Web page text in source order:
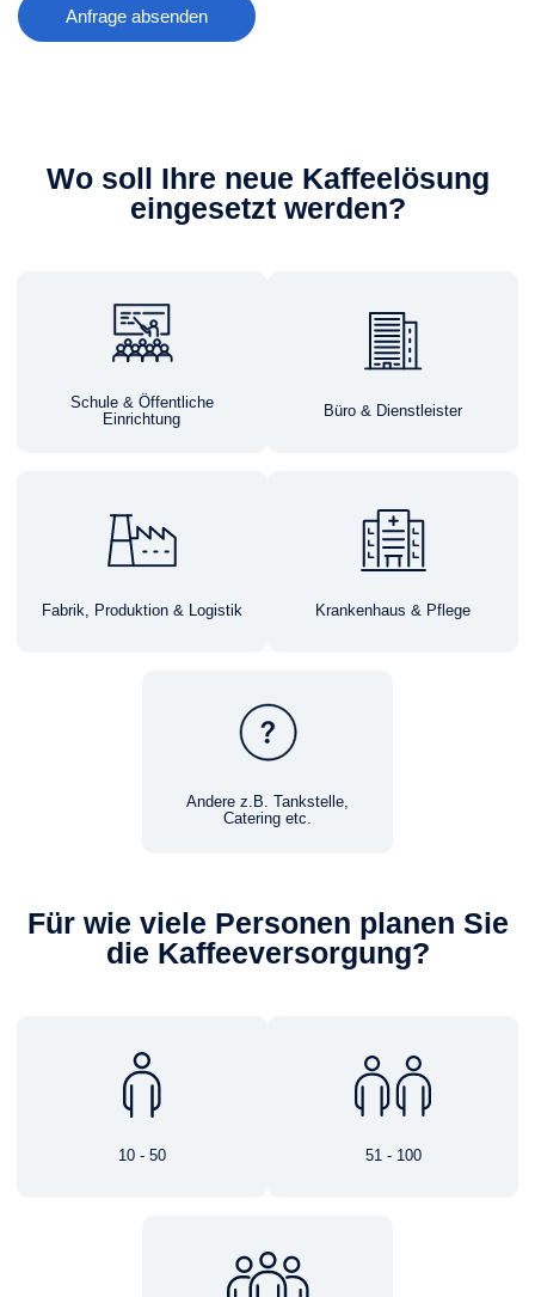
Anfrage absenden
Wo soll Ihre neue Kaffeelösung
eingesetzt werden?
Schule & Öffentliche
Einrichtung
Büro & Dienstleister
Fabrik, Produktion & Logistik Krankenhaus & Pflege
Andere z.B. Tankstelle,
Catering etc.
Für wie viele Personen planen Sie
die Kaffeeversorgung?
10 - 50 51 - 100